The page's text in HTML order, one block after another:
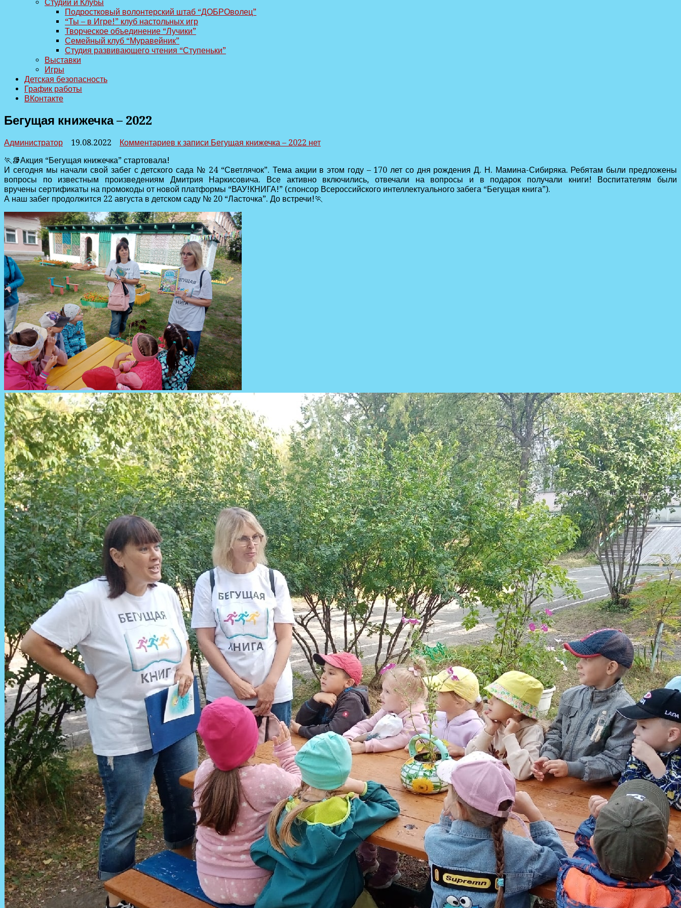
Студии и Клубы
Подростковый волонтерский штаб “ДОБРОволец”
“Ты – в Игре!” клуб настольных игр
Творческое объединение “Лучики”
Семейный клуб “Муравейник”
Студия развивающего чтения “Ступеньки”
Выставки
Игры
Детская безопасность
График работы
ВКонтакте
Бегущая книжечка – 2022
Администратор 19.08.2022 Комментариев к записи Бегущая книжечка – 2022 нет
🏃‍📚Акция “Бегущая книжечка” стартовала!
И сегодня мы начали свой забег с детского сада № 24 “Светлячок”. Тема акции в этом году – 170 лет со дня рождения Д. Н. Мамина-Сибиряка. Ребятам были предложены
вопросы по известным произведениям Дмитрия Наркисовича. Все активно включились, отвечали на вопросы и в подарок получали книги! Воспитателям были
вручены сертификаты на промокоды от новой платформы “ВАУ!КНИГА!” (спонсор Всероссийского интеллектуального забега “Бегущая книга”).
А наш забег продолжится 22 августа в детском саду № 20 “Ласточка”. До встречи!🏃‍